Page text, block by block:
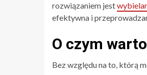
rozwiązaniem jest
efektywna i
O czym
Bez względu na to, którą